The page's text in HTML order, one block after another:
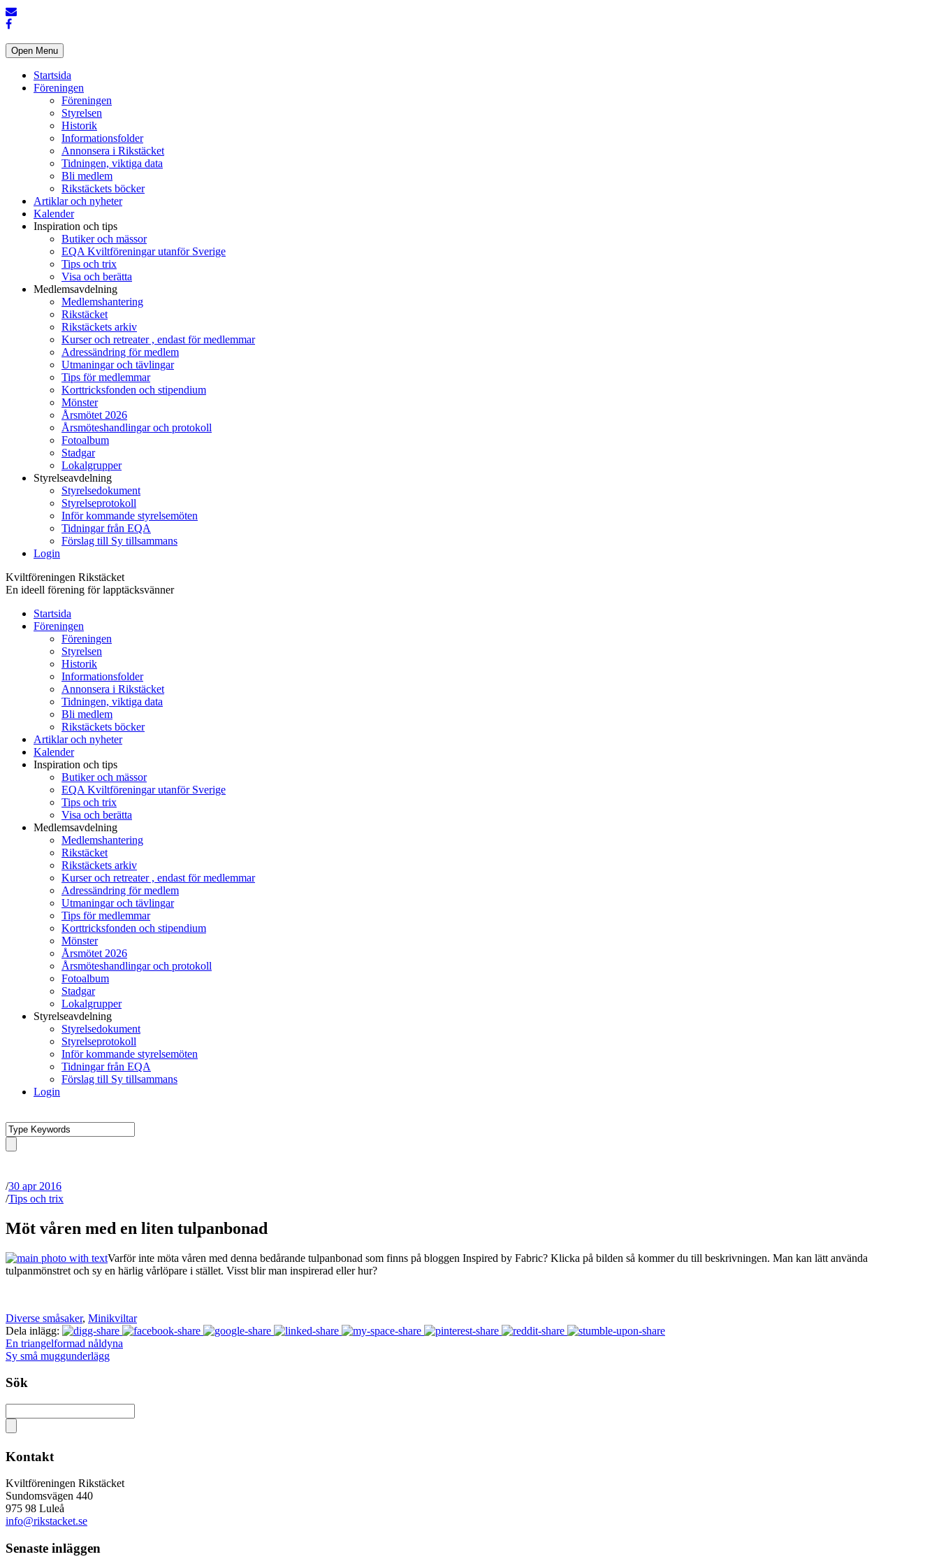
Open Menu
Startsida
Föreningen
Föreningen
Styrelsen
Historik
Informationsfolder
Annonsera i Rikstäcket
Tidningen, viktiga data
Bli medlem
Rikstäckets böcker
Artiklar och nyheter
Kalender
Inspiration och tips
Butiker och mässor
EQA Kviltföreningar utanför Sverige
Tips och trix
Visa och berätta
Medlemsavdelning
Medlemshantering
Rikstäcket
Rikstäckets arkiv
Kurser och retreater , endast för medlemmar
Adressändring för medlem
Utmaningar och tävlingar
Tips för medlemmar
Korttricksfonden och stipendium
Mönster
Årsmötet 2026
Årsmöteshandlingar och protokoll
Fotoalbum
Stadgar
Lokalgrupper
Styrelseavdelning
Styrelsedokument
Styrelseprotokoll
Inför kommande styrelsemöten
Tidningar från EQA
Förslag till Sy tillsammans
Login
Kviltföreningen Rikstäcket
En ideell förening för lapptäcksvänner
Startsida
Föreningen
Föreningen
Styrelsen
Historik
Informationsfolder
Annonsera i Rikstäcket
Tidningen, viktiga data
Bli medlem
Rikstäckets böcker
Artiklar och nyheter
Kalender
Inspiration och tips
Butiker och mässor
EQA Kviltföreningar utanför Sverige
Tips och trix
Visa och berätta
Medlemsavdelning
Medlemshantering
Rikstäcket
Rikstäckets arkiv
Kurser och retreater , endast för medlemmar
Adressändring för medlem
Utmaningar och tävlingar
Tips för medlemmar
Korttricksfonden och stipendium
Mönster
Årsmötet 2026
Årsmöteshandlingar och protokoll
Fotoalbum
Stadgar
Lokalgrupper
Styrelseavdelning
Styrelsedokument
Styrelseprotokoll
Inför kommande styrelsemöten
Tidningar från EQA
Förslag till Sy tillsammans
Login
/30 apr 2016
/Tips och trix
Möt våren med en liten tulpanbonad
Varför inte möta våren med denna bedårande tulpanbonad som finns på bloggen Inspired by Fabric? Klicka på bilden så kommer du till beskrivningen. Man kan lätt använda
tulpanmönstret och sy en härlig vårlöpare i stället. Visst blir man inspirerad eller hur?
Diverse småsaker, Minikviltar
Dela inlägg:
En triangelformad nåldyna
Sy små muggunderlägg
Sök
Kontakt
Kviltföreningen Rikstäcket
Sundomsvägen 440
975 98 Luleå
info@rikstacket.se
Senaste inläggen